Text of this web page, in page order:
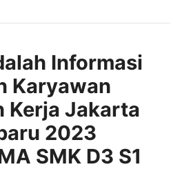
Informasi
Karyawan
Kerja Jakarta
2023
SMK D3 S1